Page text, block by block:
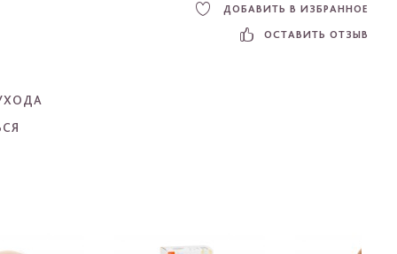
ДОБАВИТЬ В ИЗБРАННОЕ
ОСТАВИТЬ ОТЗЫВ